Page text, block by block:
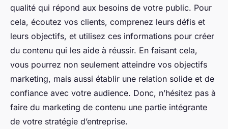
qualité qui répond aux besoins de votre public. Pour
cela, écoutez vos clients, comprenez leurs défis et
leurs objectifs, et utilisez ces informations pour créer
du contenu qui les aide à réussir. En faisant cela,
vous pourrez non seulement atteindre vos objectifs
marketing, mais aussi établir une relation solide et de
confiance avec votre audience. Donc, n’hésitez pas à
faire du marketing de contenu une partie intégrante
de votre stratégie d’entreprise.